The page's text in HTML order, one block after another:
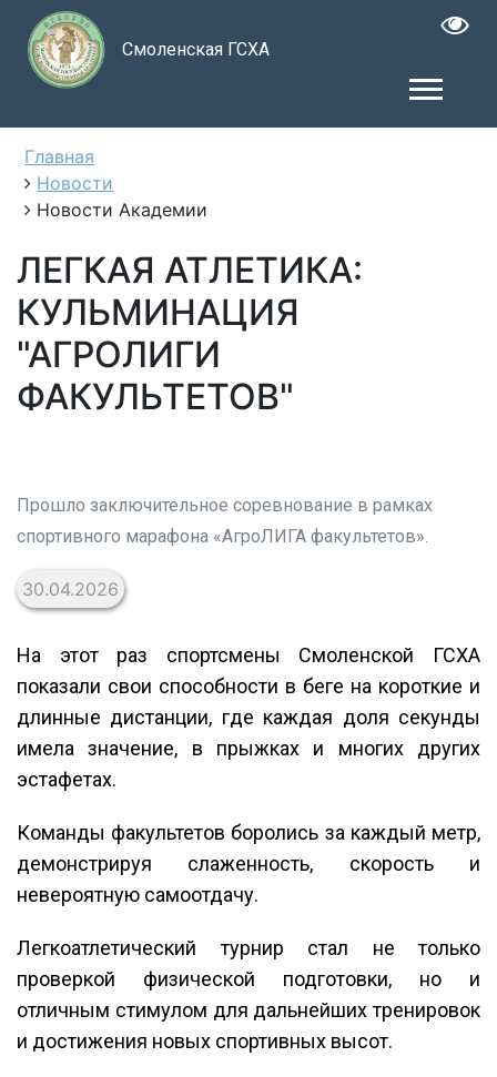
Смоленская ГСХА
Главная
Новости
Новости Академии
ЛЕГКАЯ АТЛЕТИКА:
КУЛЬМИНАЦИЯ
"АГРОЛИГИ
ФАКУЛЬТЕТОВ"
Прошло заключительное соревнование в рамках
спортивного марафона «АгроЛИГА факультетов».
30.04.2026
На этот раз спортсмены Смоленской ГСХА
показали свои способности в беге на короткие и
длинные дистанции, где каждая доля секунды
имела значение, в прыжках и многих других
эстафетах.
Команды факультетов боролись за каждый метр,
демонстрируя слаженность, скорость и
невероятную самоотдачу.
Легкоатлетический турнир стал не только
проверкой физической подготовки, но и
отличным стимулом для дальнейших тренировок
и достижения новых спортивных высот.